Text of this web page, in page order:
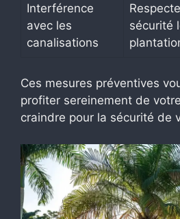
Interférence
avec les
canalisations
sécurité
Ces mesures préventives
profiter sereinement de
craindre pour la sécurité de